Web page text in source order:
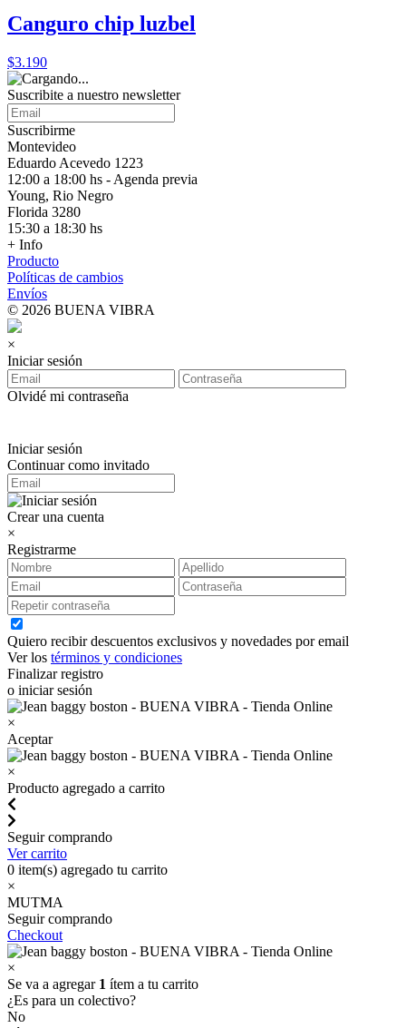
Canguro chip luzbel
$3.190
Suscribite a nuestro newsletter
Suscribirme
Montevideo
Eduardo Acevedo 1223
12:00 a 18:00 hs - Agenda previa
Young, Rio Negro
Florida 3280
15:30 a 18:30 hs
+ Info
Producto
Políticas de cambios
Envíos
© 2026 BUENA VIBRA
×
Iniciar sesión
Olvidé mi contraseña
Iniciar sesión
Continuar como invitado
Crear una cuenta
×
Registrarme
Quiero recibir descuentos exclusivos y novedades por email
Ver los términos y condiciones
Finalizar registro
o iniciar sesión
×
Aceptar
×
Producto agregado a carrito
Seguir comprando
Ver carrito
0 item(s) agregado tu carrito
×
MUTMA
Seguir comprando
Checkout
×
Se va a agregar 1 ítem a tu carrito
¿Es para un colectivo?
No